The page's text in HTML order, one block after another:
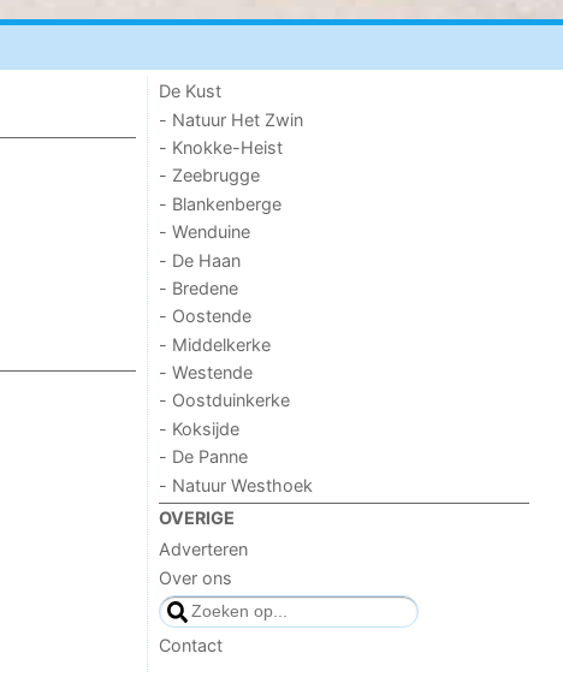
De Kust
- Natuur Het Zwin
- Knokke-Heist
- Zeebrugge
- Blankenberge
- Wenduine
- De Haan
- Bredene
- Oostende
- Middelkerke
- Westende
- Oostduinkerke
- Koksijde
- De Panne
- Natuur Westhoek
OVERIGE
Adverteren
Over ons
Contact